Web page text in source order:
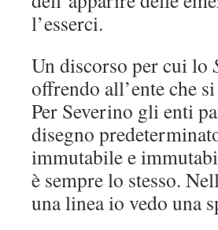
l’esserci.
Un discorso per cui lo
offrendo all’ente che
Per Severino gli enti
disegno
immutabile e
è sempre lo stesso.
una linea io vedo una